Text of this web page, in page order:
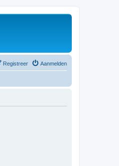
Aanmelden
Registreer